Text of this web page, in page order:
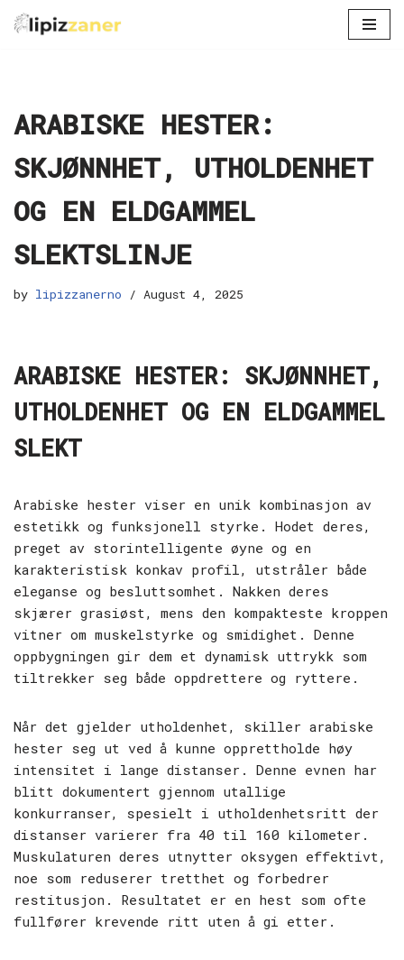
ARABISKE HESTER:
SKJØNNHET, UTHOLDENHET
OG EN ELDGAMMEL
SLEKTSLINJE
by lipizzanerno August 4, 2025
ARABISKE HESTER: SKJØNNHET,
UTHOLDENHET OG EN ELDGAMMEL
SLEKT
Arabiske hester viser en unik kombinasjon av
estetikk og funksjonell styrke. Hodet deres,
preget av storintelligente øyne og en
karakteristisk konkav profil, utstråler både
eleganse og besluttsomhet. Nakken deres
skjærer grasiøst, mens den kompakteste kroppen
vitner om muskelstyrke og smidighet. Denne
oppbygningen gir dem et dynamisk uttrykk som
tiltrekker seg både oppdrettere og ryttere.
Når det gjelder utholdenhet, skiller arabiske
hester seg ut ved å kunne opprettholde høy
intensitet i lange distanser. Denne evnen har
blitt dokumentert gjennom utallige
konkurranser, spesielt i utholdenhetsritt der
distanser varierer fra 40 til 160 kilometer.
Muskulaturen deres utnytter oksygen effektivt,
noe som reduserer tretthet og forbedrer
restitusjon. Resultatet er en hest som ofte
fullfører krevende ritt uten å gi etter.